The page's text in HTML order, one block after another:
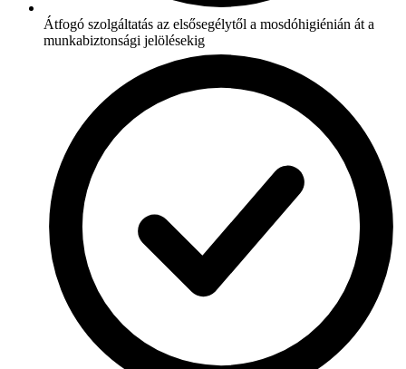
Átfogó szolgáltatás az elsősegélytől a mosdóhigiénián át a
munkabiztonsági jelölésekig